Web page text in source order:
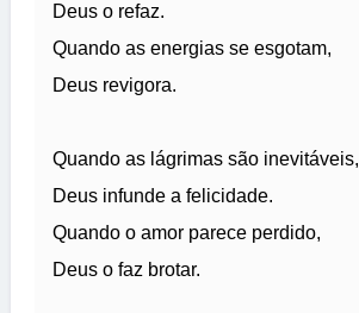
Deus o refaz.
Quando as energias se esgotam,
Deus revigora.
Quando as lágrimas são inevitáveis,
Deus infunde a felicidade.
Quando o amor parece perdido,
Deus o faz brotar.